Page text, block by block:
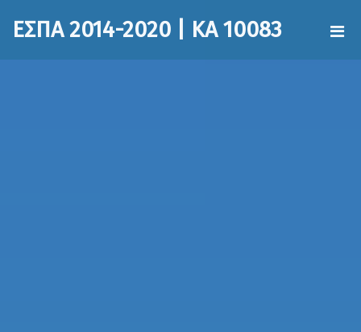
ΕΣΠΑ 2014-2020 | ΚΑ 10083